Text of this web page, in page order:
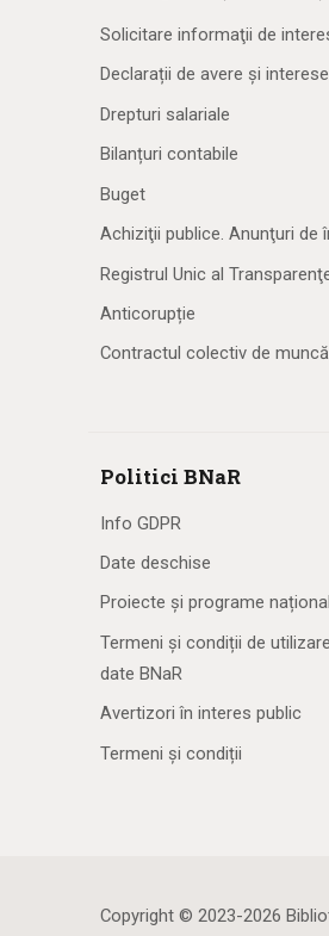
Solicitare informaţii de
Declarații de avere și interese
Drepturi salariale
Bilanțuri contabile
Buget
Achiziţii publice. Anunţuri de
Registrul Unic al
Anticorupție
Contractul colectiv de muncă
Politici BNaR
Info GDPR
Date deschise
Proiecte și programe
Termeni și condiții de
date BNaR
Avertizori în interes public
Termeni și condiții
Copyright © 2023-2026